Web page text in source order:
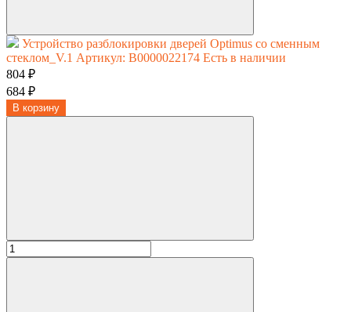
Устройство разблокировки дверей Optimus со сменным
стеклом_V.1 Артикул: В0000022174 Есть в наличии
804 ₽
684 ₽
В корзину